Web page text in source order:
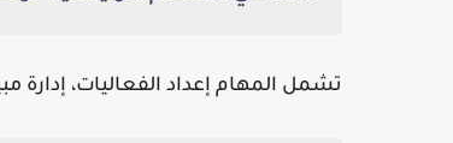
تشمل المهام إعداد الفعاليات، إدارة